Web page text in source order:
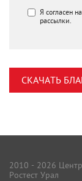
Я согласен на
рассылки.
СКАЧАТЬ
2010 - 2026
Ростест Урал